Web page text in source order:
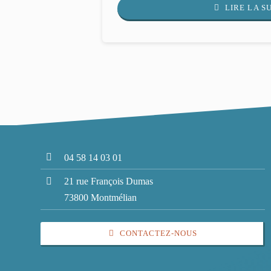
LIRE LA
04 58 14 03 01
21 rue François Dumas
73800 Montmélian
CONTACTEZ-NOUS